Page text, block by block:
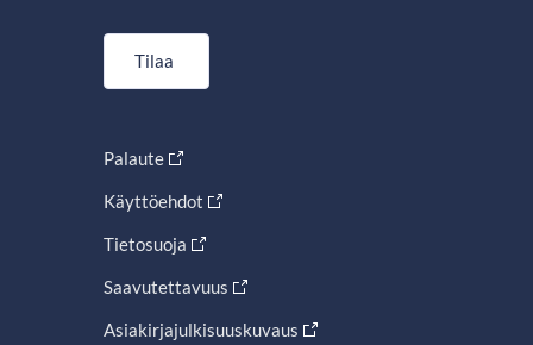
Tilaa
Palaute
Käyttöehdot
Tietosuoja
Saavutettavuus
Asiakirjajulkisuuskuvaus